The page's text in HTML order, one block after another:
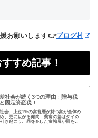
お願いします👉ブログ村
すめ記事！
社会が続く3つの理由：贈与税
固定資産税！
会、上位1%の富裕層が持つ富が全体の
、更に広がる傾向…貧富の差はタイの
き起こし、罪を犯した富裕層が罰を免